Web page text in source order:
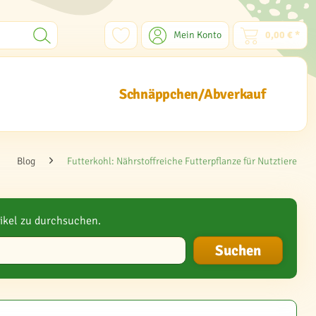
Mein Konto 0,00 € *
Schnäppchen/Abverkauf
Blog Futterkohl: Nährstoffreiche Futterpflanze für Nutztiere
zu durchsuchen.